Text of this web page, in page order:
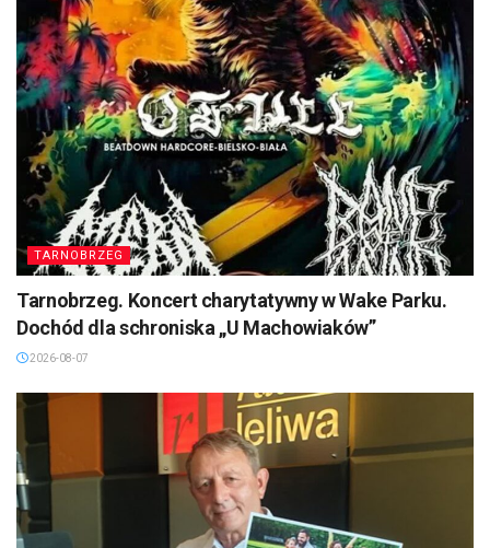
TARNOBRZEG
Tarnobrzeg. Koncert charytatywny w Wake Parku.
Dochód dla schroniska „U Machowiaków”
2026-08-07